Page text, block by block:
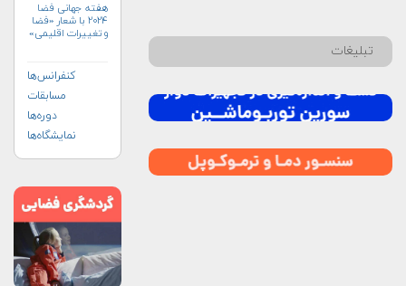
تبلیغات
هفته جهانی فضا
۲۰۲۴ با شعار «فضا
و تغییرات اقلیمی»
کنفرانس‌ها
مسابقات
دوره‌ها
نمایشگاه‌ها